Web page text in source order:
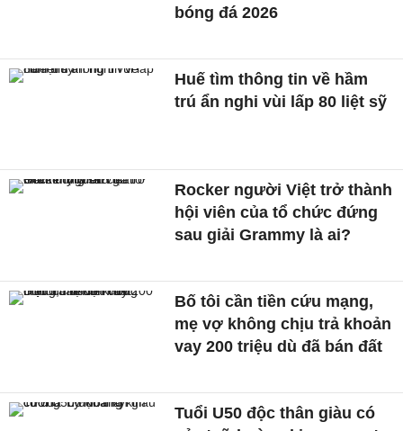
bóng đá 2026
Huế tìm thông tin về hầm
trú ẩn nghi vùi lấp 80 liệt sỹ
Rocker người Việt trở thành
hội viên của tổ chức đứng
sau giải Grammy là ai?
Bố tôi cần tiền cứu mạng,
mẹ vợ không chịu trả khoản
vay 200 triệu dù đã bán đất
Tuổi U50 độc thân giàu có